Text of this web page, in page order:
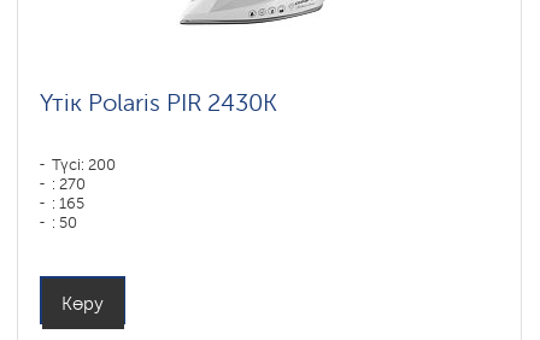
Үтік Polaris PIR 2430K
Түсі: 200
: 270
: 165
: 50
Қуаты, Вт: 2400
Көру